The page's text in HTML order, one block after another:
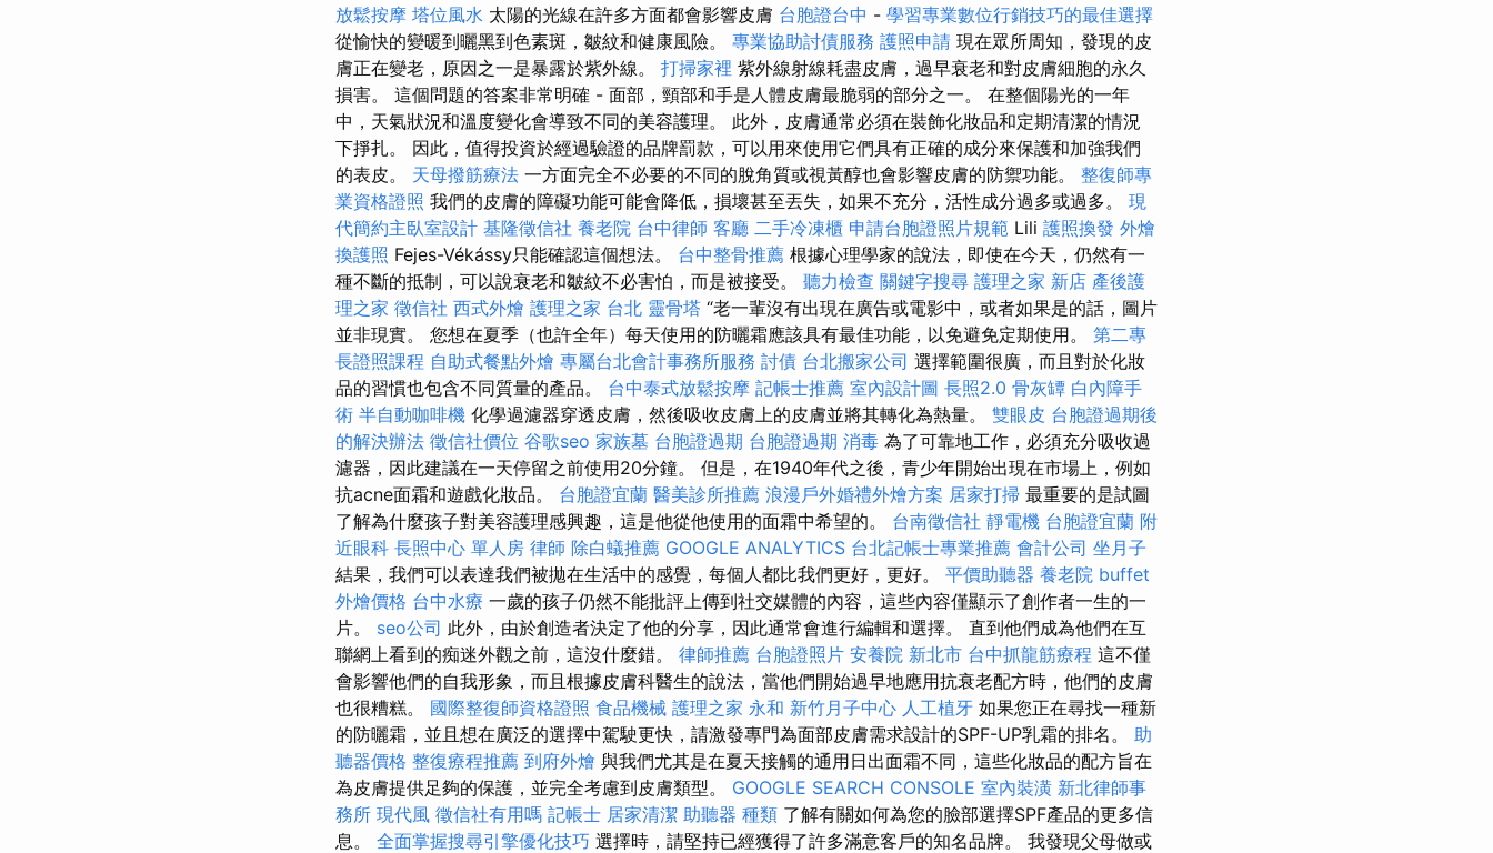
放鬆按摩 塔位風水 太陽的光線在許多方面都會影響皮膚 台胞證台中 - 學習專業數位行銷技巧的最佳選擇
從愉快的變暖到曬黑到色素斑，皺紋和健康風險。 專業協助討債服務 護照申請 現在眾所周知，發現的皮
膚正在變老，原因之一是暴露於紫外線。 打掃家裡 紫外線射線耗盡皮膚，過早衰老和對皮膚細胞的永久
損害。 這個問題的答案非常明確 - 面部，頸部和手是人體皮膚最脆弱的部分之一。 在整個陽光的一年
中，天氣狀況和溫度變化會導致不同的美容護理。 此外，皮膚通常必須在裝飾化妝品和定期清潔的情況
下掙扎。 因此，值得投資於經過驗證的品牌罰款，可以用來使用它們具有正確的成分來保護和加強我們
的表皮。 天母撥筋療法 一方面完全不必要的不​​同的脫角質或視黃醇也會影響皮膚的防禦功能。 整復師專
業資格證照 我們的皮膚的障礙功能可能會降低，損壞甚至丟失，如果不充分，活性成分過多或過多。 現
代簡約主臥室設計 基隆徵信社 養老院 台中律師 客廳 二手冷凍櫃 申請台胞證照片規範 Lili 護照換發 外燴
換護照 Fejes-Vékássy只能確認這個想法。 台中整骨推薦 根據心理學家的說法，即使在今天，仍然有一
種不斷的抵制，可以說衰老和皺紋不必害怕，而是被接受。 聽力檢查 關鍵字搜尋 護理之家 新店 產後護
理之家 徵信社 西式外燴 護理之家 台北 靈骨塔 “老一輩沒有出現在廣告或電影中，或者如果是的話，圖片
並非現實。 您想在夏季（也許全年）每天使用的防曬霜應該具有最佳功能，以免避免定期使用。 第二專
長證照課程 自助式餐點外燴 專屬台北會計事務所服務 討債 台北搬家公司 選擇範圍很廣，而且對於化妝
品的習慣也包含不同質量的產品。 台中泰式放鬆按摩 記帳士推薦 室內設計圖 長照2.0 骨灰罈 白內障手
術 半自動咖啡機 化學過濾器穿透皮膚，然後吸收皮膚上的皮膚並將其轉化為熱量。 雙眼皮 台胞證過期後
的解決辦法 徵信社價位 谷歌seo 家族墓 台胞證過期 台胞證過期 消毒 為了可靠地工作，必須充分吸收過
濾器，因此建議在一天停留之前使用20分鐘。 但是，在1940年代之後，青少年開始出現在市場上，例如
抗acne面霜和遊戲化妝品。 台胞證宜蘭 醫美診所推薦 浪漫戶外婚禮外燴方案 居家打掃 最重要的是試圖
了解為什麼孩子對美容護理感興趣，這是他從他使用的面霜中希望的。 台南徵信社 靜電機 台胞證宜蘭 附
近眼科 長照中心 單人房 律師 除白蟻推薦 GOOGLE ANALYTICS 台北記帳士專業推薦 會計公司 坐月子
結果，我們可以表達我們被拋在生活中的感覺，每個人都比我們更好，更好。 平價助聽器 養老院 buffet
外燴價格 台中水療 一歲的孩子仍然不能批評上傳到社交媒體的內容，這些內容僅顯示了創作者一生的一
片。 seo公司 此外，由於創造者決定了他的分享，因此通常會進行編輯和選擇。 直到他們成為他們在互
聯網上看到的痴迷外觀之前，這沒什麼錯。 律師推薦 台胞證照片 安養院 新北市 台中抓龍筋療程 這不僅
會影響他們的自我形象，而且根據皮膚科醫生的說法，當他們開始過早地應用抗衰老配方時，他們的皮膚
也很糟糕。 國際整復師資格證照 食品機械 護理之家 永和 新竹月子中心 人工植牙 如果您正在尋找一種新
的防曬霜，並且想在廣泛的選擇中駕駛更快，請激發專門為面部皮膚需求設計的SPF-UP乳霜的排名。 助
聽器價格 整復療程推薦 到府外燴 與我們尤其是在夏天接觸的通用日出面霜不同，這些化妝品的配方旨在
為皮膚提供足夠的保護，並完全考慮到皮膚類型。 GOOGLE SEARCH CONSOLE 室內裝潢 新北律師事
務所 現代風 徵信社有用嗎 記帳士 居家清潔 助聽器 種類 了解有關如何為您的臉部選擇SPF產品的更多信
息。 全面掌握搜尋引擎優化技巧 選擇時，請堅持已經獲得了許多滿意客戶的知名品牌。 我發現父母做或